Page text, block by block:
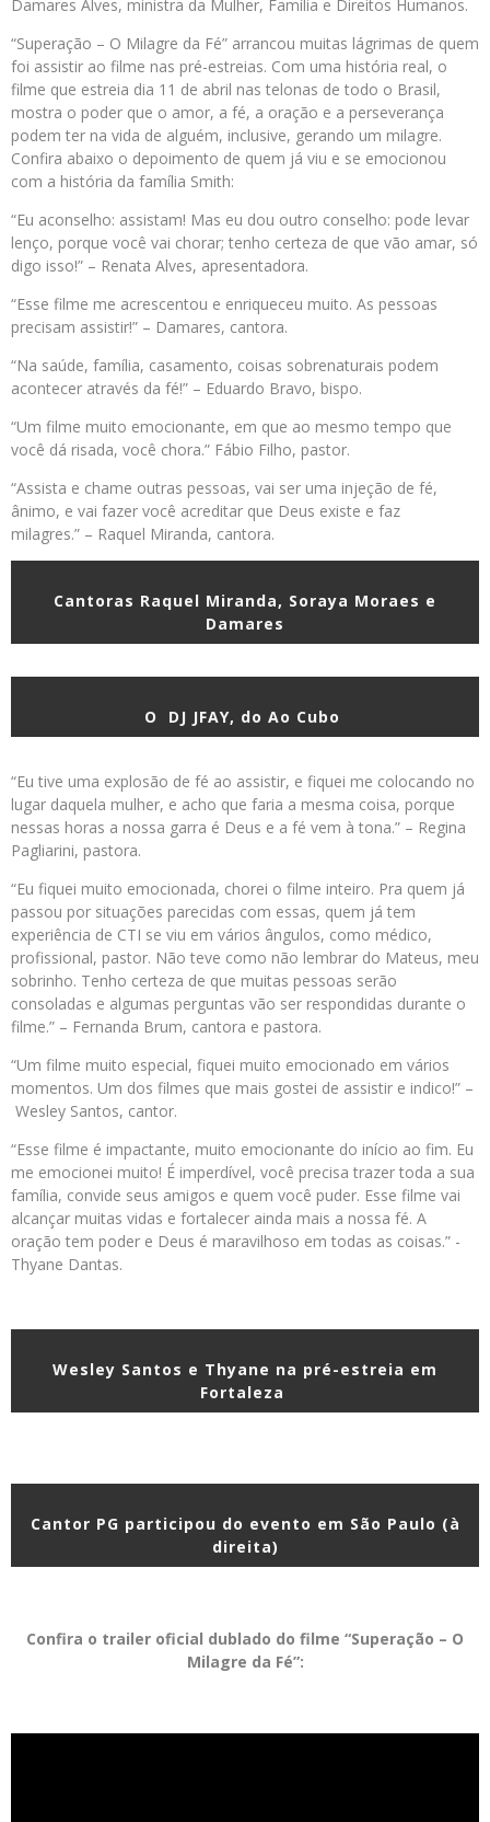
Damares Alves, ministra da Mulher, Família e Direitos Humanos.
“Superação – O Milagre da Fé” arrancou muitas lágrimas de quem
foi assistir ao filme nas pré-estreias. Com uma história real, o
filme que estreia dia 11 de abril nas telonas de todo o Brasil,
mostra o poder que o amor, a fé, a oração e a perseverança
podem ter na vida de alguém, inclusive, gerando um milagre.
Confira abaixo o depoimento de quem já viu e se emocionou
com a história da família Smith:
“Eu aconselho: assistam! Mas eu dou outro conselho: pode levar
lenço, porque você vai chorar; tenho certeza de que vão amar, só
digo isso!” – Renata Alves, apresentadora.
“Esse filme me acrescentou e enriqueceu muito. As pessoas
precisam assistir!” – Damares, cantora.
“Na saúde, família, casamento, coisas sobrenaturais podem
acontecer através da fé!” – Eduardo Bravo, bispo.
“Um filme muito emocionante, em que ao mesmo tempo que
você dá risada, você chora.” Fábio Filho, pastor.
“Assista e chame outras pessoas, vai ser uma injeção de fé,
ânimo, e vai fazer você acreditar que Deus existe e faz
milagres.” – Raquel Miranda, cantora.
Cantoras Raquel Miranda, Soraya Moraes e
Damares
O DJ JFAY, do Ao Cubo
“Eu tive uma explosão de fé ao assistir, e fiquei me colocando no
lugar daquela mulher, e acho que faria a mesma coisa, porque
nessas horas a nossa garra é Deus e a fé vem à tona.” – Regina
Pagliarini, pastora.
“Eu fiquei muito emocionada, chorei o filme inteiro. Pra quem já
passou por situações parecidas com essas, quem já tem
experiência de CTI se viu em vários ângulos, como médico,
profissional, pastor. Não teve como não lembrar do Mateus, meu
sobrinho. Tenho certeza de que muitas pessoas serão
consoladas e algumas perguntas vão ser respondidas durante o
filme.” – Fernanda Brum, cantora e pastora.
“Um filme muito especial, fiquei muito emocionado em vários
momentos. Um dos filmes que mais gostei de assistir e indico!” –
Wesley Santos, cantor.
“Esse filme é impactante, muito emocionante do início ao fim. Eu
me emocionei muito! É imperdível, você precisa trazer toda a sua
família, convide seus amigos e quem você puder. Esse filme vai
alcançar muitas vidas e fortalecer ainda mais a nossa fé. A
oração tem poder e Deus é maravilhoso em todas as coisas.” -
Thyane Dantas.
Wesley Santos e Thyane na pré-estreia em
Fortaleza
Cantor PG participou do evento em São Paulo (à
direita)
Confira o trailer oficial dublado do filme “Superação – O
Milagre da Fé”: